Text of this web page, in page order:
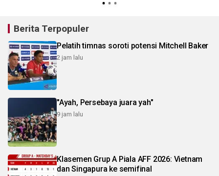
Berita Terpopuler
Pelatih timnas soroti potensi Mitchell Baker
2 jam lalu
"Ayah, Persebaya juara yah"
9 jam lalu
Klasemen Grup A Piala AFF 2026: Vietnam
dan Singapura ke semifinal